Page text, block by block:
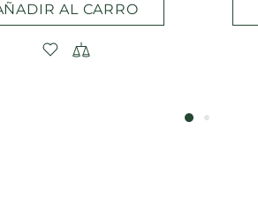
AL CARRO